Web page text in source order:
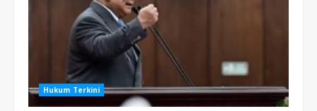
Hukum Terkini